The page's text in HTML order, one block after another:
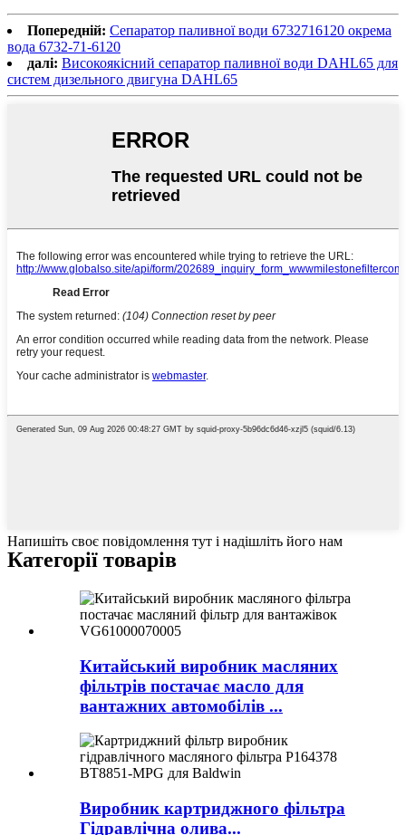
Попередній: Сепаратор паливної води 6732716120 окрема
вода 6732-71-6120
далі: Високоякісний сепаратор паливної води DAHL65 для
систем дизельного двигуна DAHL65
Напишіть своє повідомлення тут і надішліть його нам
Категорії товарів
Китайський виробник масляних
фільтрів постачає масло для
вантажних автомобілів ...
Виробник картриджного фільтра
Гідравлічна олива...